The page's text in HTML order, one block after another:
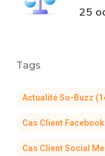
25
Tags
Actualité So-Buzz
Cas Client Facebook
Cas Client Social